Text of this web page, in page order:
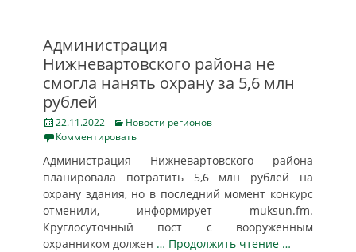
Администрация
Нижневартовского района не
смогла нанять охрану за 5,6 млн
рублей
Posted
on
22.11.2022 Categories
Новости регионов
Комментировать
Администрация Нижневартовского района
планировала потратить 5,6 млн рублей на
охрану здания, но в последний момент конкурс
отменили, информирует muksun.fm.
Круглосуточный пост с вооруженным
охранником должен … Продолжить чтение …